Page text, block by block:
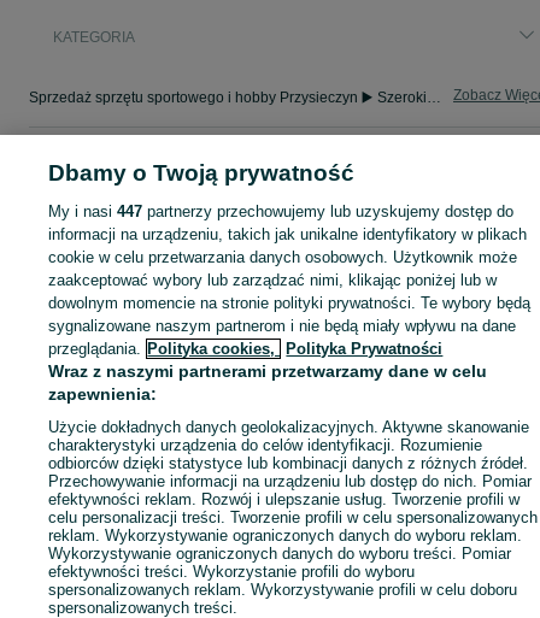
KATEGORIA
Sprzedaż sprzętu sportowego i hobby Przysieczyn ▶️ Szeroki wybór produktów ✅ Nowe i używane w atrakcyjnych cenach ✌ Sprawdź ogłoszenia na OLX.pl! Zobacz
Mapa kategorii
Mapa ministron
Popularne wyszukiwania
Dbamy o Twoją prywatność
My i nasi447 partnerzy przechowujemy lub uzyskujemy dostęp do
informacji na urządzeniu, takich jak unikalne identyfikatory w plikach
cookie w celu przetwarzania danych osobowych. Użytkownik może
zaakceptować wybory lub zarządzać nimi, klikając poniżej lub w
dowolnym momencie na stronie polityki prywatności. Te wybory będą
sygnalizowane naszym partnerom i nie będą miały wpływu na dane
przeglądania. Polityka cookies, Polityka Prywatności
Wraz z naszymi partnerami przetwarzamy dane w celu
zapewnienia:
Użycie dokładnych danych geolokalizacyjnych. Aktywne skanowanie
charakterystyki urządzenia do celów identyfikacji. Rozumienie
odbiorców dzięki statystyce lub kombinacji danych z różnych źródeł.
Przechowywanie informacji na urządzeniu lub dostęp do nich. Pomiar
efektywności reklam. Rozwój i ulepszanie usług. Tworzenie profili w
celu personalizacji treści. Tworzenie profili w celu spersonalizowanych
reklam. Wykorzystywanie ograniczonych danych do wyboru reklam.
Wykorzystywanie ograniczonych danych do wyboru treści. Pomiar
efektywności treści. Wykorzystanie profili do wyboru
spersonalizowanych reklam. Wykorzystywanie profili w celu doboru
spersonalizowanych treści.